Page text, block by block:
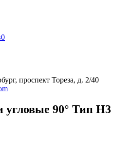
0
проспект Тореза, д. 2/40
угловые 90° Тип H3